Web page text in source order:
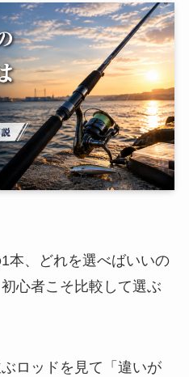
本、どれを選べばいいの
心者こそ比較して選ぶ
ロッドを見て「違いが